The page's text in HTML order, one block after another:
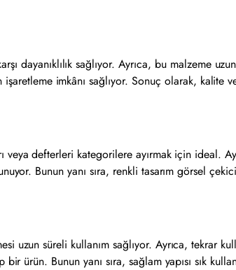
dayanıklılık sağlıyor. Ayrıca, bu malzeme
imkânı sağlıyor. Sonuç olarak, kalite
defterleri kategorilere ayırmak için ideal.
Bunun yanı sıra, renkli tasarım görsel
uzun süreli kullanım sağlıyor. Ayrıca, tekrar
ürün. Bunun yanı sıra, sağlam yapısı sık